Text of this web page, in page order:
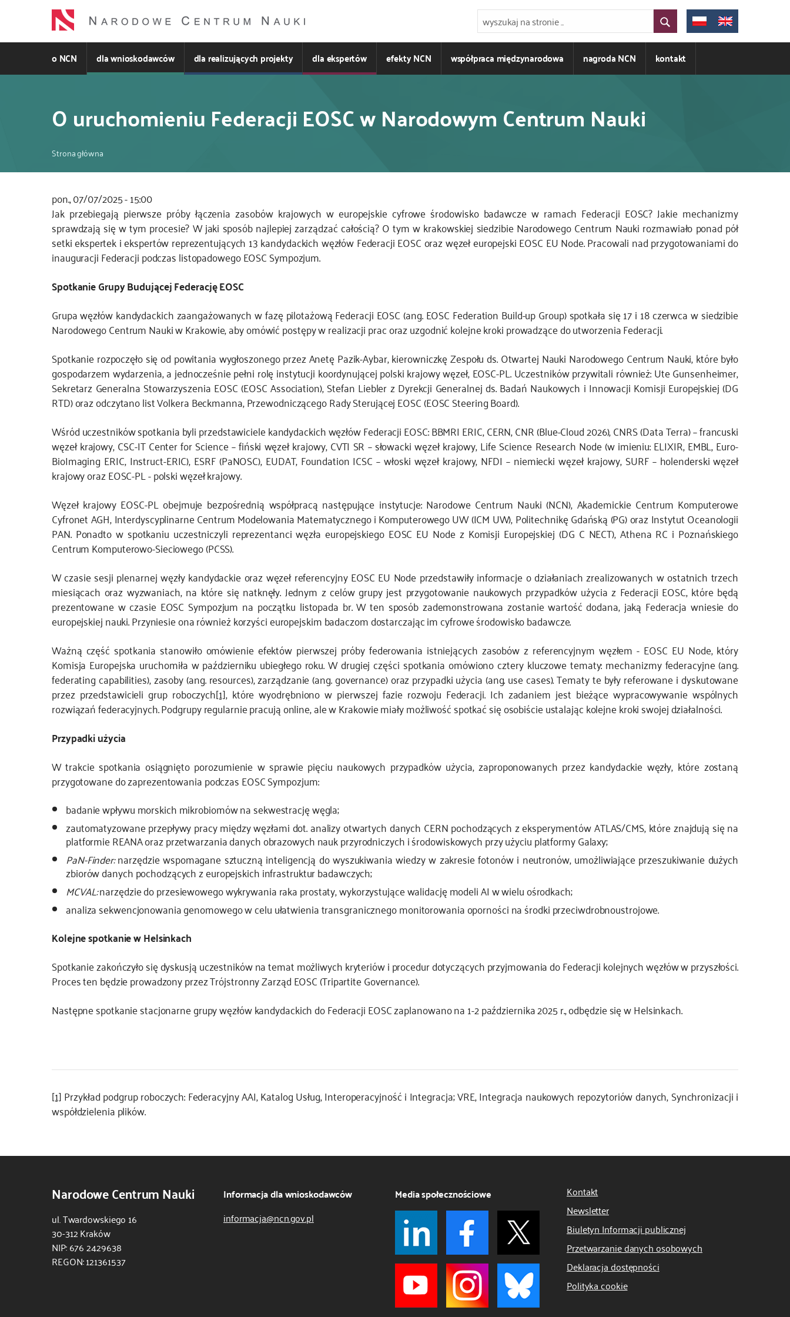
o NCN dla wnioskodawców dla realizujących projekty dla ekspertów efekty NCN współpraca międzynarodowa nagroda NCN kontakt
O uruchomieniu Federacji EOSC w Narodowym Centrum Nauki
Ścieżka
nawigacyjna
Strona główna
pon., 07/07/2025 - 15:00
Kod
CSS
i
JS
Jak przebiegają pierwsze próby łączenia zasobów krajowych w europejskie cyfrowe środowisko badawcze w ramach Federacji EOSC? Jakie mechanizmy
sprawdzają się w tym procesie? W jaki sposób najlepiej zarządzać całością? O tym w krakowskiej siedzibie Narodowego Centrum Nauki rozmawiało ponad pół
setki ekspertek i ekspertów reprezentujących 13 kandydackich węzłów Federacji EOSC oraz węzeł europejski EOSC EU Node. Pracowali nad przygotowaniami do
inauguracji Federacji podczas listopadowego EOSC Sympozjum.
Spotkanie Grupy Budującej Federację EOSC
Grupa węzłów kandydackich zaangażowanych w fazę pilotażową Federacji EOSC (ang. EOSC Federation Build-up Group) spotkała się 17 i 18 czerwca w siedzibie
Narodowego Centrum Nauki w Krakowie, aby omówić postępy w realizacji prac oraz uzgodnić kolejne kroki prowadzące do utworzenia Federacji.
Spotkanie rozpoczęło się od powitania wygłoszonego przez Anetę Pazik-Aybar, kierowniczkę Zespołu ds. Otwartej Nauki Narodowego Centrum Nauki, które było
gospodarzem wydarzenia, a jednocześnie pełni rolę instytucji koordynującej polski krajowy węzeł, EOSC-PL. Uczestników przywitali również: Ute Gunsenheimer,
Sekretarz Generalna Stowarzyszenia EOSC (EOSC Association), Stefan Liebler z Dyrekcji Generalnej ds. Badań Naukowych i Innowacji Komisji Europejskiej (DG
RTD) oraz odczytano list Volkera Beckmanna, Przewodniczącego Rady Sterującej EOSC (EOSC Steering Board).
Wśród uczestników spotkania byli przedstawiciele kandydackich węzłów Federacji EOSC: BBMRI ERIC, CERN, CNR (Blue-Cloud 2026), CNRS (Data Terra) – francuski
węzeł krajowy, CSC-IT Center for Science – fiński węzeł krajowy, CVTI SR – słowacki węzeł krajowy, Life Science Research Node (w imieniu: ELIXIR, EMBL, Euro-
BioImaging ERIC, Instruct-ERIC), ESRF (PaNOSC), EUDAT, Foundation ICSC – włoski węzeł krajowy, NFDI – niemiecki węzeł krajowy, SURF – holenderski węzeł
krajowy oraz EOSC-PL - polski węzeł krajowy.
Węzeł krajowy EOSC-PL obejmuje bezpośrednią współpracą następujące instytucje: Narodowe Centrum Nauki (NCN), Akademickie Centrum Komputerowe
Cyfronet AGH, Interdyscyplinarne Centrum Modelowania Matematycznego i Komputerowego UW (ICM UW), Politechnikę Gdańską (PG) oraz Instytut Oceanologii
PAN. Ponadto w spotkaniu uczestniczyli reprezentanci węzła europejskiego EOSC EU Node z Komisji Europejskiej (DG C NECT), Athena RC i Poznańskiego
Centrum Komputerowo-Sieciowego (PCSS).
W czasie sesji plenarnej węzły kandydackie oraz węzeł referencyjny EOSC EU Node przedstawiły informacje o działaniach zrealizowanych w ostatnich trzech
miesiącach oraz wyzwaniach, na które się natknęły. Jednym z celów grupy jest przygotowanie naukowych przypadków użycia z Federacji EOSC, które będą
prezentowane w czasie EOSC Sympozjum na początku listopada br. W ten sposób zademonstrowana zostanie wartość dodana, jaką Federacja wniesie do
europejskiej nauki. Przyniesie ona również korzyści europejskim badaczom dostarczając im cyfrowe środowisko badawcze.
Ważną część spotkania stanowiło omówienie efektów pierwszej próby federowania istniejących zasobów z referencyjnym węzłem - EOSC EU Node, który
Komisja Europejska uruchomiła w październiku ubiegłego roku. W drugiej części spotkania omówiono cztery kluczowe tematy: mechanizmy federacyjne (ang.
federating capabilities), zasoby (ang. resources), zarządzanie (ang. governance) oraz przypadki użycia (ang. use cases). Tematy te były referowane i dyskutowane
przez przedstawicieli grup roboczych[1], które wyodrębniono w pierwszej fazie rozwoju Federacji. Ich zadaniem jest bieżące wypracowywanie wspólnych
rozwiązań federacyjnych. Podgrupy regularnie pracują online, ale w Krakowie miały możliwość spotkać się osobiście ustalając kolejne kroki swojej działalności.
Przypadki użycia
W trakcie spotkania osiągnięto porozumienie w sprawie pięciu naukowych przypadków użycia, zaproponowanych przez kandydackie węzły, które zostaną
przygotowane do zaprezentowania podczas EOSC Sympozjum:
badanie wpływu morskich mikrobiomów na sekwestrację węgla;
zautomatyzowane przepływy pracy między węzłami dot. analizy otwartych danych CERN pochodzących z eksperymentów ATLAS/CMS, które znajdują się na
platformie REANA oraz przetwarzania danych obrazowych nauk przyrodniczych i środowiskowych przy użyciu platformy Galaxy;
PaN-Finder:narzędzie wspomagane sztuczną inteligencją do wyszukiwania wiedzy w zakresie fotonów i neutronów, umożliwiające przeszukiwanie dużych
zbiorów danych pochodzących z europejskich infrastruktur badawczych;
MCVAL:narzędzie do przesiewowego wykrywania raka prostaty, wykorzystujące walidację modeli AI w wielu ośrodkach;
analiza sekwencjonowania genomowego w celu ułatwienia transgranicznego monitorowania oporności na środki przeciwdrobnoustrojowe.
Kolejne spotkanie w Helsinkach
Spotkanie zakończyło się dyskusją uczestników na temat możliwych kryteriów i procedur dotyczących przyjmowania do Federacji kolejnych węzłów w przyszłości.
Proces ten będzie prowadzony przez Trójstronny Zarząd EOSC (Tripartite Governance).
Następne spotkanie stacjonarne grupy węzłów kandydackich do Federacji EOSC zaplanowano na 1-2 października 2025 r., odbędzie się w Helsinkach.
[1]Przykład podgrup roboczych: Federacyjny AAI, Katalog Usług, Interoperacyjność i Integracja; VRE, Integracja naukowych repozytoriów danych, Synchronizacji i
współdzielenia plików.
Narodowe Centrum Nauki
ul. Twardowskiego 16
30-312 Kraków
NIP: 676 2429638
REGON: 121361537
Informacja dla wnioskodawców
informacja@ncn.gov.pl
Media społecznościowe
Kontakt
Newsletter
Biuletyn Informacji publicznej
Przetwarzanie danych osobowych
Deklaracja dostępności
Polityka cookie